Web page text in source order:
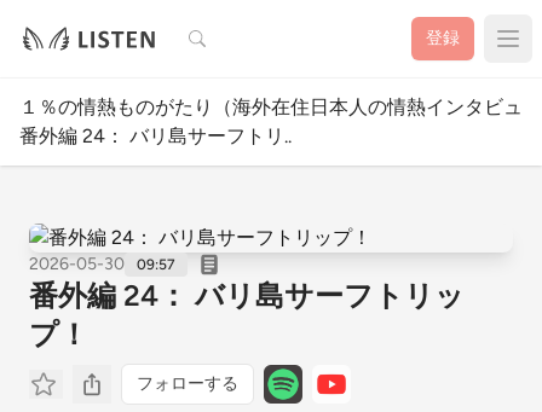
検索 登録
１％の情熱ものがたり（海外在住日本人の情熱インタビュ
番外編 24： バリ島サーフトリ..
2026-05-30 09:57
番外編 24： バリ島サーフトリッ
プ！
フォローする